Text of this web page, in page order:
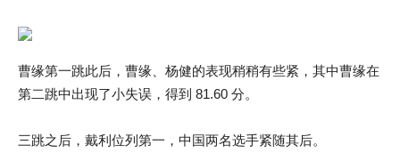
曹缘第一跳此后，曹缘、杨健的表现稍稍有些紧，其中曹缘在
第二跳中出现了小失误，得到 81.60 分。
三跳之后，戴利位列第一，中国两名选手紧随其后。